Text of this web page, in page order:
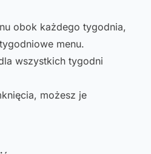
obok każdego tygodnia,
menu.
wszystkich tygodni
możesz je